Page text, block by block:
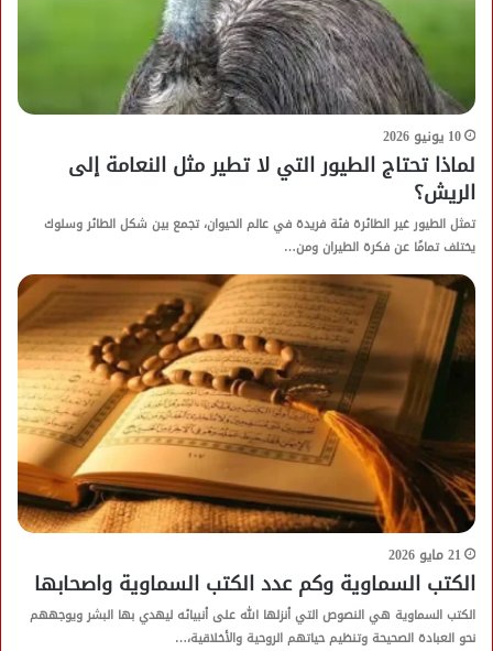
10 يونيو 2026
لماذا تحتاج الطيور التي لا تطير مثل النعامة إلى
الريش؟
تمثل الطيور غير الطائرة فئة فريدة في عالم الحيوان، تجمع بين شكل الطائر وسلوك
يختلف تمامًا عن فكرة الطيران ومن…
21 مايو 2026
الكتب السماوية وكم عدد الكتب السماوية واصحابها
الكتب السماوية هي النصوص التي أنزلها الله على أنبيائه ليهدي بها البشر ويوجههم
نحو العبادة الصحيحة وتنظيم حياتهم الروحية والأخلاقية،…